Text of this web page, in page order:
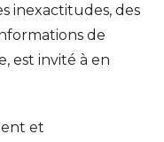
inexactitudes, des
de
est invité à en
et